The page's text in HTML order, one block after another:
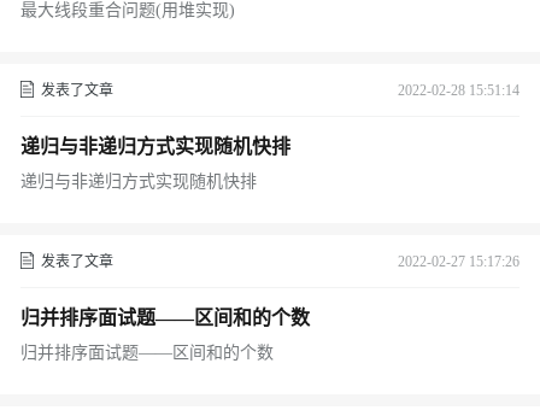
最大线段重合问题(用堆实现)
发表了文章 2022-02-28 15:51:14
递归与非递归方式实现随机快排
递归与非递归方式实现随机快排
发表了文章 2022-02-27 15:17:26
归并排序面试题——区间和的个数
归并排序面试题——区间和的个数